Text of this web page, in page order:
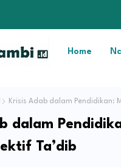
Home
Krisis Adab dalam Pendidikan:
dalam
Ta’dib